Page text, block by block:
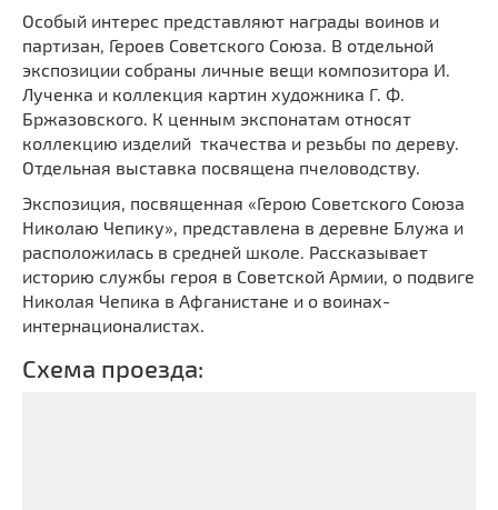
Особый интерес представляют награды воинов и
партизан, Героев Советского Союза. В отдельной
экспозиции собраны личные вещи композитора И.
Лученка и коллекция картин художника Г. Ф.
Бржазовского. К ценным экспонатам относят
коллекцию изделий ткачества и резьбы по дереву.
Отдельная выставка посвящена пчеловодству.
Экспозиция, посвященная «Герою Советского Союза
Николаю Чепику», представлена в деревне Блужа и
расположилась в средней школе. Рассказывает
историю службы героя в Советской Армии, о подвиге
Николая Чепика в Афганистане и о воинах-
интернационалистах.
Схема проезда: